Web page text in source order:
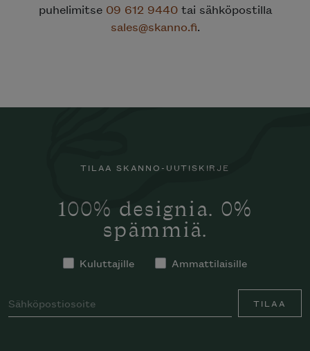
puhelimitse 09 612 9440tai sähköpostilla
sales@skanno.fi.
TILAA SKANNO-UUTISKIRJE
100% designia. 0%
spämmiä.
Kuluttajille Ammattilaisille
TILAA